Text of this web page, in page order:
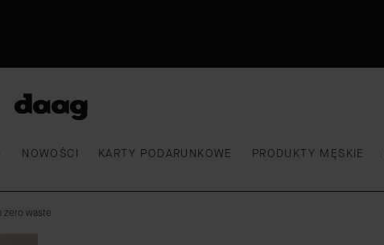
NOWOŚCI KARTY PODARUNKOWE PRODUKTY MĘSKIE
zero waste